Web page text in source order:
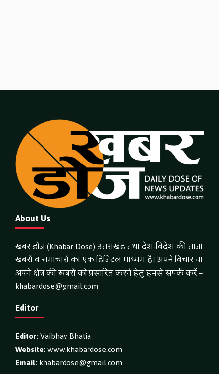
About Us
खबर डोज (Khabar Dose) उत्तराखंड तथा देश-विदेश की ताजा
खबरों व समाचारों का एक डिजिटल माध्यम है। अपने विचार या
अपने क्षेत्र की खबरों को प्रसारित करने हेतु हमसे संपर्क करें –
khabardose@gmail.com
Editor
Editor:Vaibhav Bhatia
Website:www.khabardose.com
Email:khabardose@gmail.com